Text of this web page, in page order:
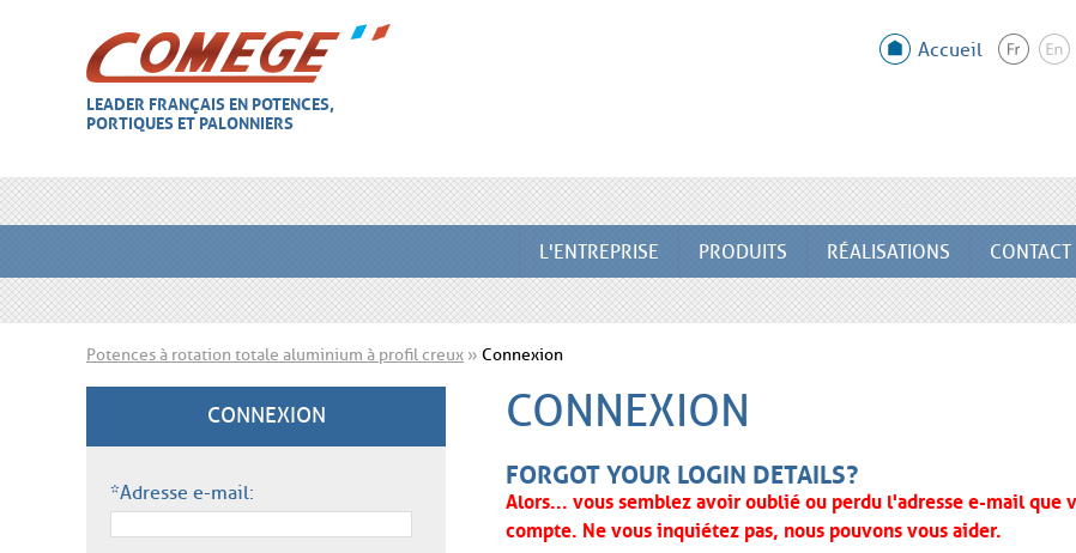
LEADER FRANÇAIS EN POTENCES,
PORTIQUES ET PALONNIERS
Accueil
L'ENTREPRISE PRODUITS RÉALISATIONS CONTACT
Potences à rotation totale aluminium à profil creux » Connexion
CONNEXION
*Adresse e-mail:
CONNEXION
FORGOT YOUR LOGIN DETAILS?
Alors... vous semblez avoir oublié ou perdu l'adresse e-mail que
compte. Ne vous inquiétez pas, nous pouvons vous aider.